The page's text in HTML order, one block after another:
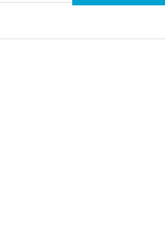
حسين